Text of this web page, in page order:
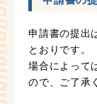
申請書の提出
とおりです。
場合によって
ので、ご了承